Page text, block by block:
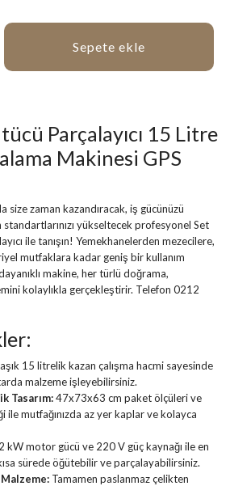
Sepete ekle
Parçalayıcı 15 Litre
Makinesi GPS
size zaman kazandıracak, iş gücünüzü
yükseltecek profesyonel Set
ile tanışın! Yemekhanelerden mezecilere,
mutfaklara kadar geniş bir kullanım
makine, her türlü doğrama,
kolaylıkla gerçekleştirir. Telefon 0212
15 litrelik kazan çalışma hacmi sayesinde
malzeme işleyebilirsiniz.
Tasarım:47x73x63 cm paket ölçüleri ve
ile mutfağınızda az yer kaplar ve kolayca
kW motor gücü ve 220 V güç kaynağı ile en
sürede öğütebilir ve parçalayabilirsiniz.
Tamamen paslanmaz çelikten